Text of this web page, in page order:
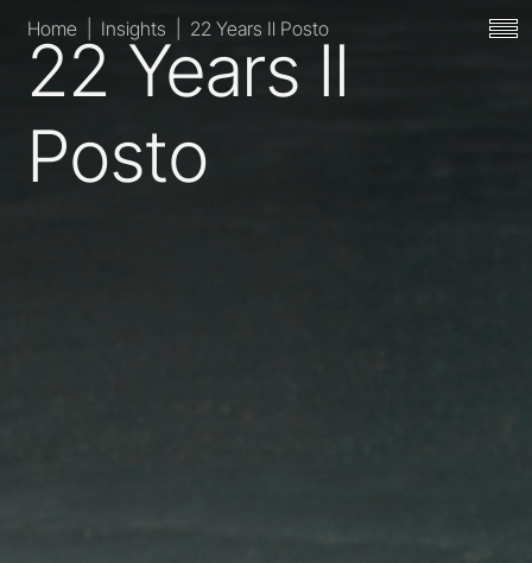
Home Insights 22 Years Il Posto
22 Years Il
Posto